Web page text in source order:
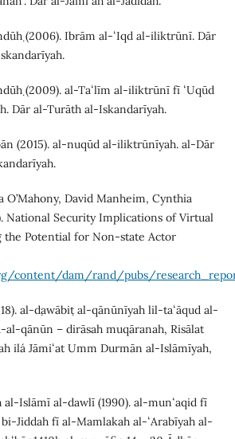
(2006). Ibrām al-ʻIqd al-iliktrūnī. Dār
(2009). al-Taʻlīm al-iliktrūnī fī ʻUqūd
Dār al-Turāth al-Iskandarīyah.
(2015). al-nuqūd al-iliktrūnīyah. al-Dār
O’Mahony, David Manheim, Cynthia
National Security Implications of Virtual
the Potential for Non-state Actor
content/dam/rand/pubs/
al-ḍawābiṭ al-qānūnīyah lil-taʻāqud al-
qānūn – dirāsah muqāranah, Risālat
ilá Jāmiʻat Umm Durmān al-Islāmīyah,
al-Islāmī al-dawlī (1990). al-munʻaqid fī
Jiddah fī al-Mamlakah al-ʻArabīyah al-